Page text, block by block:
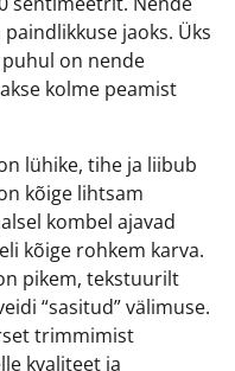
jaoks. Üks
on nende
kolme peamist
lühike, tihe ja liibub
kõige lihtsam
kombel ajavad
kõige rohkem karva.
pikem, tekstuurilt
“sasitud” välimuse.
trimmimist
kvaliteet ja